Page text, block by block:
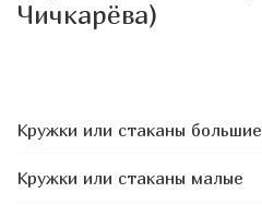
Чичкарёва)
Кружки или стаканы большие
Кружки или стаканы малые